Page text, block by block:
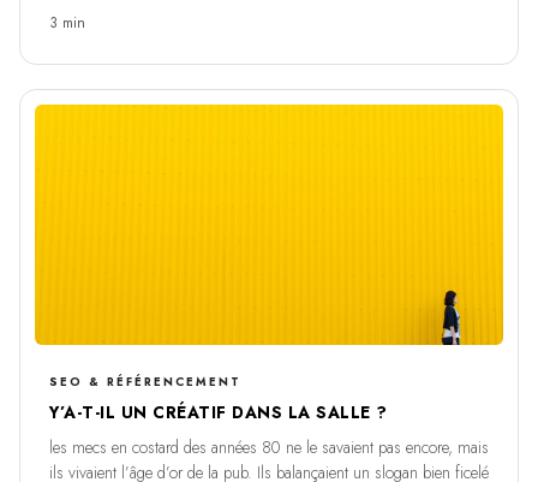
3 min
SEO & RÉFÉRENCEMENT
Y’A-T-IL UN CRÉATIF DANS LA SALLE ?
les mecs en costard des années 80 ne le savaient pas encore, mais
ils vivaient l’âge d’or de la pub. Ils balançaient un slogan bien ficelé